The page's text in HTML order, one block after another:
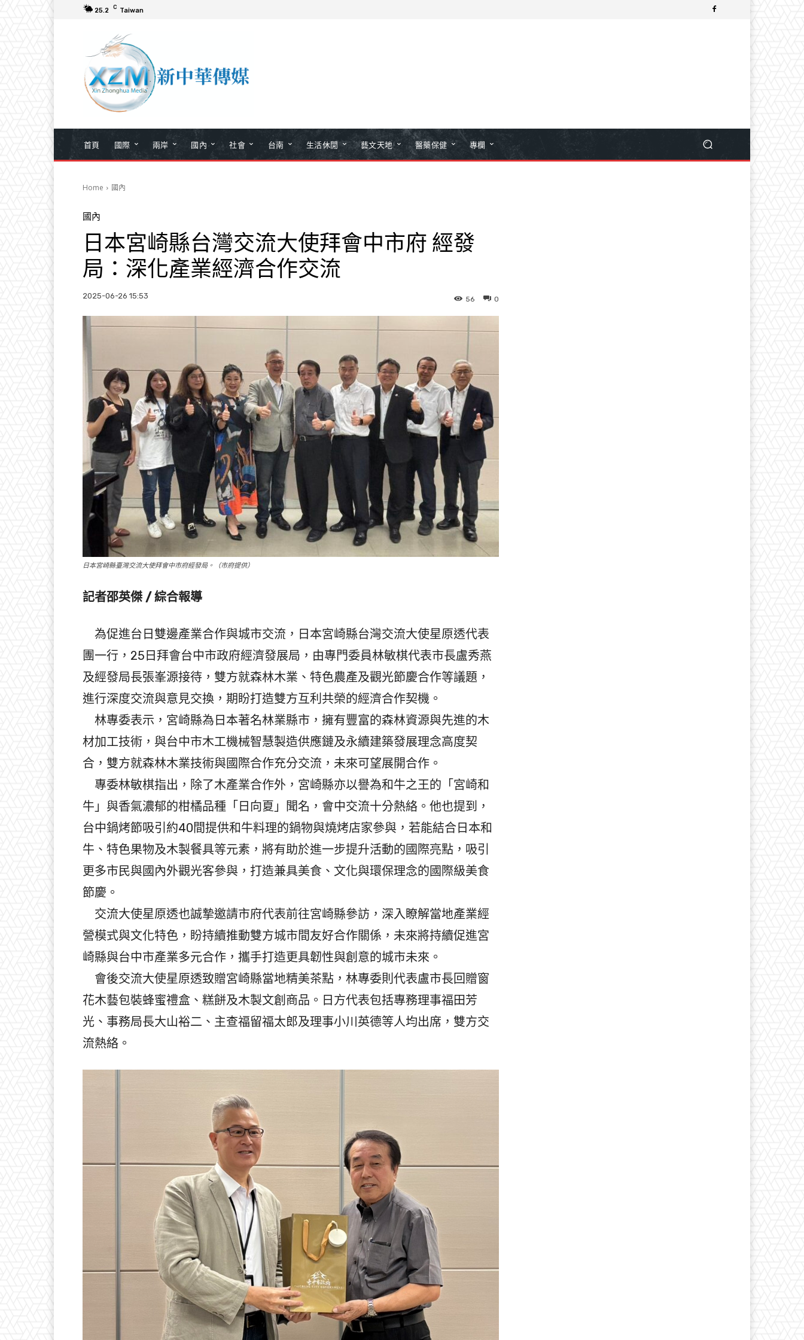
25.2 C Taiwan
首頁 國際 兩岸 國內 社會 台南 生活休閒 藝文天地 醫藥保健 專欄
Home 國內
國內
日本宮崎縣台灣交流大使拜會中市府 經發
局：深化產業經濟合作交流
2025-06-26 15:53 0
56
日本宮崎縣臺灣交流大使拜會中市府經發局。（市府提供）
記者邵英傑 / 綜合報導
為促進台日雙邊產業合作與城市交流，日本宮崎縣台灣交流大使星原透代表
團一行，25日拜會台中市政府經濟發展局，由專門委員林敏棋代表市長盧秀燕
及經發局長張峯源接待，雙方就森林木業、特色農產及觀光節慶合作等議題，
進行深度交流與意見交換，期盼打造雙方互利共榮的經濟合作契機。
林專委表示，宮崎縣為日本著名林業縣市，擁有豐富的森林資源與先進的木
材加工技術，與台中市木工機械智慧製造供應鏈及永續建築發展理念高度契
合，雙方就森林木業技術與國際合作充分交流，未來可望展開合作。
專委林敏棋指出，除了木產業合作外，宮崎縣亦以譽為和牛之王的「宮崎和
牛」與香氣濃郁的柑橘品種「日向夏」聞名，會中交流十分熱絡。他也提到，
台中鍋烤節吸引約40間提供和牛料理的鍋物與燒烤店家參與，若能結合日本和
牛、特色果物及木製餐具等元素，將有助於進一步提升活動的國際亮點，吸引
更多市民與國內外觀光客參與，打造兼具美食、文化與環保理念的國際級美食
節慶。
交流大使星原透也誠摯邀請市府代表前往宮崎縣參訪，深入瞭解當地產業經
營模式與文化特色，盼持續推動雙方城市間友好合作關係，未來將持續促進宮
崎縣與台中市產業多元合作，攜手打造更具韌性與創意的城市未來。
會後交流大使星原透致贈宮崎縣當地精美茶點，林專委則代表盧市長回贈窗
花木藝包裝蜂蜜禮盒、糕餅及木製文創商品。日方代表包括專務理事福田芳
光、事務局長大山裕二、主查福留福太郎及理事小川英德等人均出席，雙方交
流熱絡。